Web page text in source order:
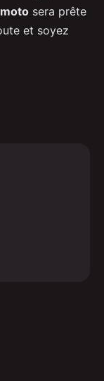
moto sera prête
et soyez